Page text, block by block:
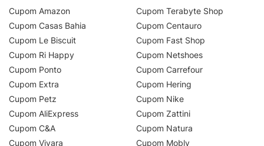
Cupom Amazon
Cupom Casas Bahia
Cupom Le Biscuit
Cupom Ri Happy
Cupom Ponto
Cupom Extra
Cupom Petz
Cupom AliExpress
Cupom C&A
Cupom Vivara
Cupom Terabyte Shop
Cupom Centauro
Cupom Fast Shop
Cupom Netshoes
Cupom Carrefour
Cupom Hering
Cupom Nike
Cupom Zattini
Cupom Natura
Cupom Mobly